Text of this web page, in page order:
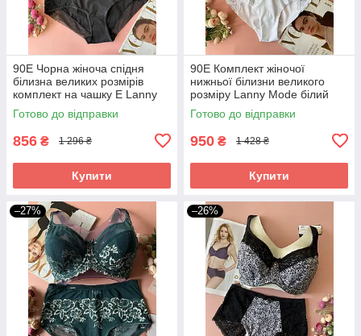
90Е Чорна жіноча спідня
білизна великих розмірів
комплект на чашку Е Lanny
Mode
Готово до відправки
856 ₴ 1 296 ₴
Купити
90Е Комплект жіночої
нижньої білизни великого
розміру Lanny Mode білий
Готово до відправки
950 ₴ 1 428 ₴
Купити
–27% –26%